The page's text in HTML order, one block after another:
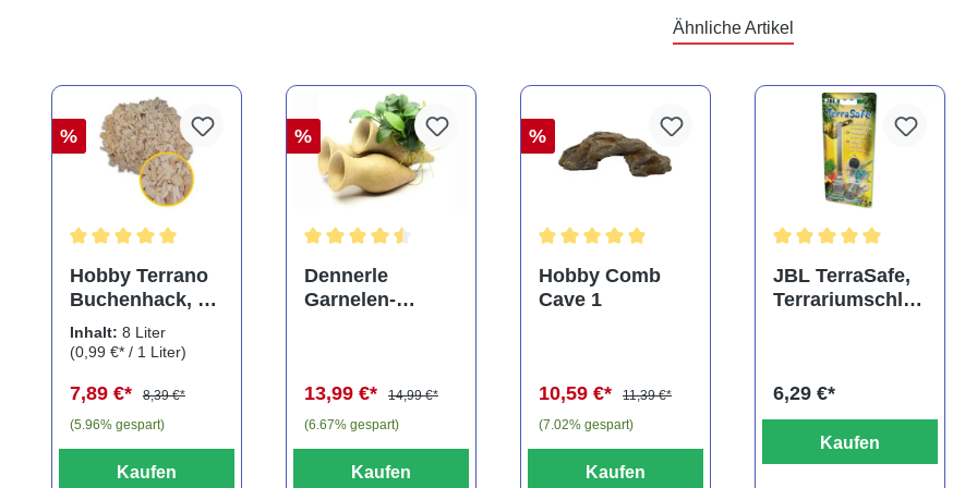
Ähnliche Artikel
%
Hobby Terrano
Buchenhack, 8
Liter
Inhalt: 8 Liter
(0,99 €* / 1 Liter)
7,89 €*
8,39 €*
(5.96% gespart)
Kaufen
%
Dennerle
Garnelen-
3er Tonamphore
13,99 €*
14,99 €*
(6.67% gespart)
Kaufen
%
Hobby Comb
Cave 1
10,59 €*
11,39 €*
(7.02% gespart)
Kaufen
JBL TerraSafe,
Terrariumschlos
6,29 €*
Kaufen